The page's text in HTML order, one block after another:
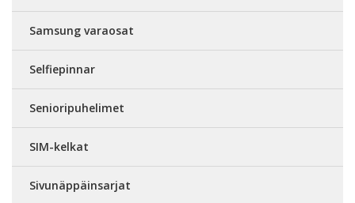
Samsung varaosat
Selfiepinnar
Senioripuhelimet
SIM-kelkat
Sivunäppäinsarjat